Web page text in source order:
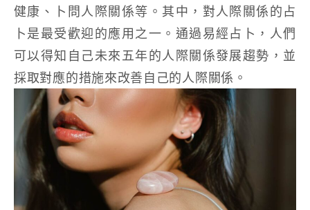
健康、卜問人際關係等。其中，對人際關係的占
卜是最受歡迎的應用之一。通過易經占卜，人們
可以得知自己未來五年的人際關係發展趨勢，並
採取對應的措施來改善自己的人際關係。